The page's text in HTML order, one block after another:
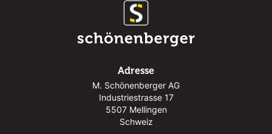
Adresse
M. Schönenberger AG
Industriestrasse 17
5507 Mellingen
Schweiz